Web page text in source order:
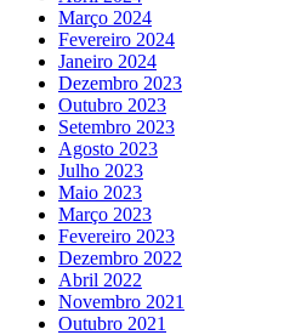
Março 2024
Fevereiro 2024
Janeiro 2024
Dezembro 2023
Outubro 2023
Setembro 2023
Agosto 2023
Julho 2023
Maio 2023
Março 2023
Fevereiro 2023
Dezembro 2022
Abril 2022
Novembro 2021
Outubro 2021